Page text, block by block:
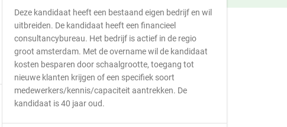
Deze kandidaat heeft een bestaand eigen bedrijf en wil
uitbreiden. De kandidaat heeft een financieel
consultancybureau. Het bedrijf is actief in de regio
groot amsterdam. Met de overname wil de kandidaat
kosten besparen door schaalgrootte, toegang tot
nieuwe klanten krijgen of een specifiek soort
medewerkers/kennis/capaciteit aantrekken. De
kandidaat is 40 jaar oud.